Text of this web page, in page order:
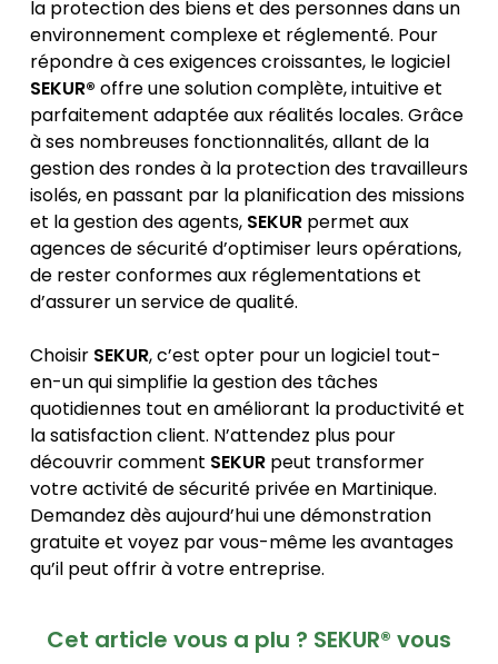
la protection des biens et des personnes dans un
environnement complexe et réglementé. Pour
répondre à ces exigences croissantes, le logiciel
SEKUR® offre une solution complète, intuitive et
parfaitement adaptée aux réalités locales. Grâce
à ses nombreuses fonctionnalités, allant de la
gestion des rondes à la protection des travailleurs
isolés, en passant par la planification des missions
et la gestion des agents, SEKURpermet aux
agences de sécurité d’optimiser leurs opérations,
de rester conformes aux réglementations et
d’assurer un service de qualité.
Choisir SEKUR, c’est opter pour un logiciel tout-
en-un qui simplifie la gestion des tâches
quotidiennes tout en améliorant la productivité et
la satisfaction client. N’attendez plus pour
découvrir comment SEKURpeut transformer
votre activité de sécurité privée en Martinique.
Demandez dès aujourd’hui une démonstration
gratuite et voyez par vous-même les avantages
qu’il peut offrir à votre entreprise.
Cet article vous a plu ? SEKUR® vous